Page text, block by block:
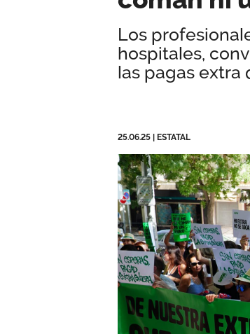
Los
hospitales,
las pagas extra
25.06.25 ESTATAL